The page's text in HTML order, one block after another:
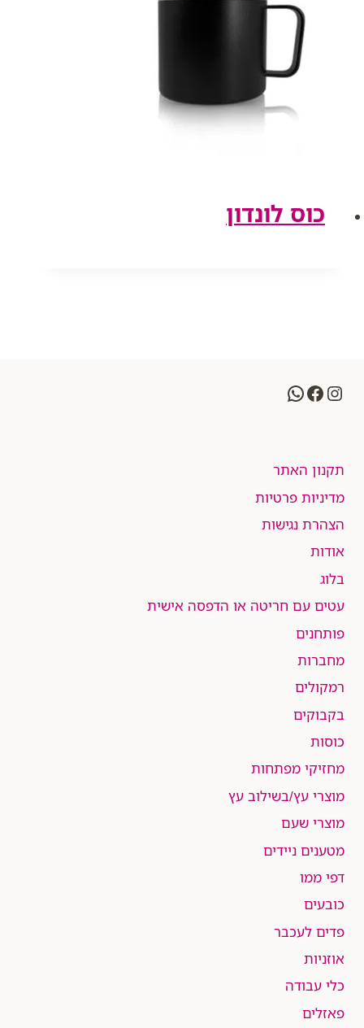
כוס לונדון
Instagram
Facebook
WhatsApp
תקנון האתר
מדיניות פרטיות
הצהרת נגישות
אודות
בלוג
עטים עם חריטה או הדפסה אישית
פותחנים
מחברות
רמקולים
בקבוקים
כוסות
מחזיקי מפתחות
מוצרי עץ/בשילוב עץ
מוצרי שעם
מטענים ניידים
דפי ממו
כובעים
פדים לעכבר
אוזניות
כלי עבודה
פאזלים